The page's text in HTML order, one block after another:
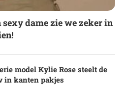
dame zie we zeker in
model Kylie Rose steelt de
in kanten pakjes